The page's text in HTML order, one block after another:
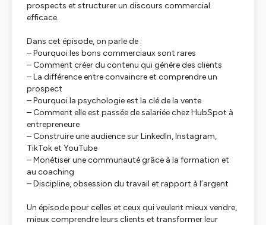
prospects et structurer un discours commercial
efficace.
Dans cet épisode, on parle de :
– Pourquoi les bons commerciaux sont rares
– Comment créer du contenu qui génère des clients
– La différence entre convaincre et comprendre un
prospect
– Pourquoi la psychologie est la clé de la vente
– Comment elle est passée de salariée chez HubSpot à
entrepreneure
– Construire une audience sur LinkedIn, Instagram,
TikTok et YouTube
– Monétiser une communauté grâce à la formation et
au coaching
– Discipline, obsession du travail et rapport à l’argent
Un épisode pour celles et ceux qui veulent mieux vendre,
mieux comprendre leurs clients et transformer leur